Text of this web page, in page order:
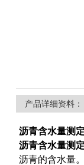
产品详细资料：
沥青含水量测
沥青含水量测
沥青的含水量